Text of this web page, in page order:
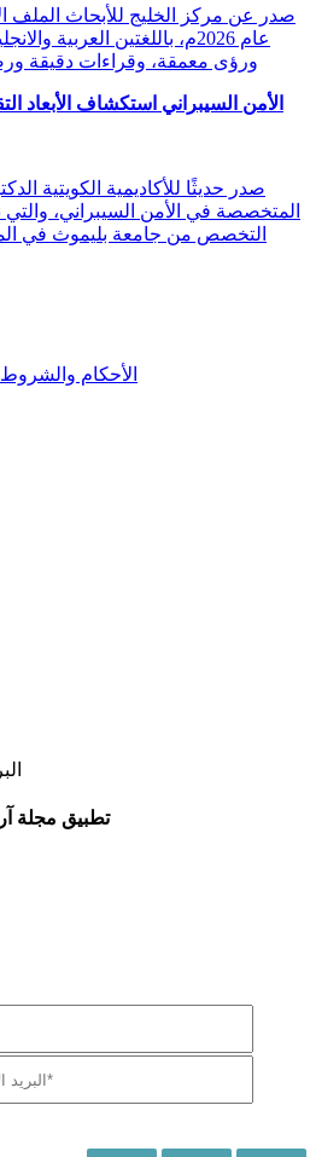
صدر عن مركز الخليج للأبحاث الملف
عام 2026م، باللغتين العربية
ورؤى معمقة، وقراءات دقيقة
الأمن السيبراني استكشاف الأبعاد
المتخصصة في الأمن السيبراني، والتي
التخصص من جامعة بليموث في
الأحكام والشروط
تطبيق مجلة